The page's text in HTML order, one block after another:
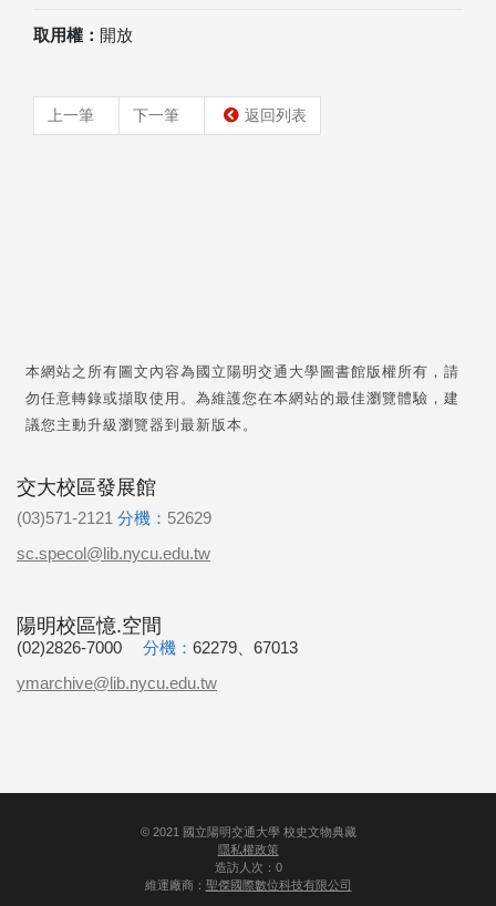
取用權： 開放
上一筆 下一筆 返回列表
本網站之所有圖文內容為國立陽明交通大學圖書館版權所有，請
勿任意轉錄或擷取使用。為維護您在本網站的最佳瀏覽體驗，建
議您主動升級瀏覽器到最新版本。
交大校區發展館
(03)571-2121 分機： 52629
sc.specol@lib.nycu.edu.tw
陽明校區憶.空間
(02)2826-7000 分機： 62279、67013
ymarchive@lib.nycu.edu.tw
© 2021 國立陽明交通大學 校史文物典藏
隱私權政策
造訪人次：0
維運廠商： 聖傑國際數位科技有限公司